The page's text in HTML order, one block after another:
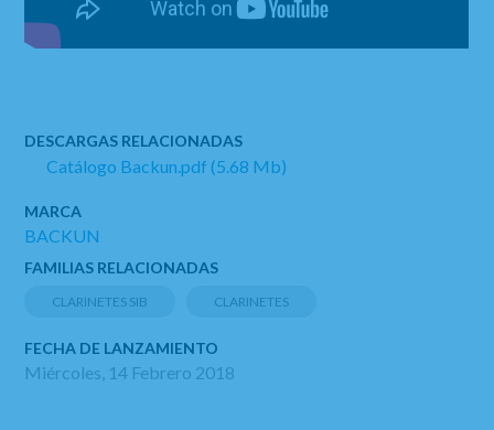
DESCARGAS RELACIONADAS
Catálogo Backun.pdf (5.68 Mb)
MARCA
BACKUN
FAMILIAS RELACIONADAS
CLARINETES SIB CLARINETES
FECHA DE LANZAMIENTO
Miércoles, 14 Febrero 2018